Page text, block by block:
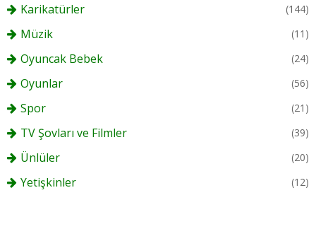
Karikatürler (144)
Müzik (11)
Oyuncak Bebek (24)
Oyunlar (56)
Spor (21)
TV Şovları ve Filmler (39)
Ünlüler (20)
Yetişkinler (12)